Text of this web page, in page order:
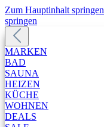
Zum Hauptinhalt springen
springen
MARKEN
BAD
SAUNA
HEIZEN
KÜCHE
WOHNEN
DEALS